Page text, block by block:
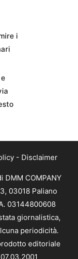
i
- Disclaimer
COMPANY
03018 Paliano
03144800608
giornalistica,
periodicità.
editoriale